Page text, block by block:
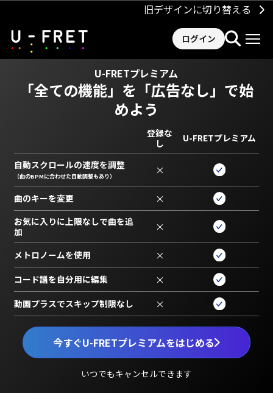
旧デザインに切り替える
ログイン
U-FRETプレミアム
「全ての機能」を 「広告なし」で始
めよう
今すぐU-FRETプレミアムをはじめる
いつでもキャンセルできます
登録な
し
U-FRETプレミアム
自動スクロールの速度を調整
（曲のBPMに合わせた自動調整もあり） ×
曲のキーを変更 ×
お気に入りに上限なしで曲を追
加
×
メトロノームを使用 ×
コード譜を自分用に編集 ×
動画プラスでスキップ制限なし ×